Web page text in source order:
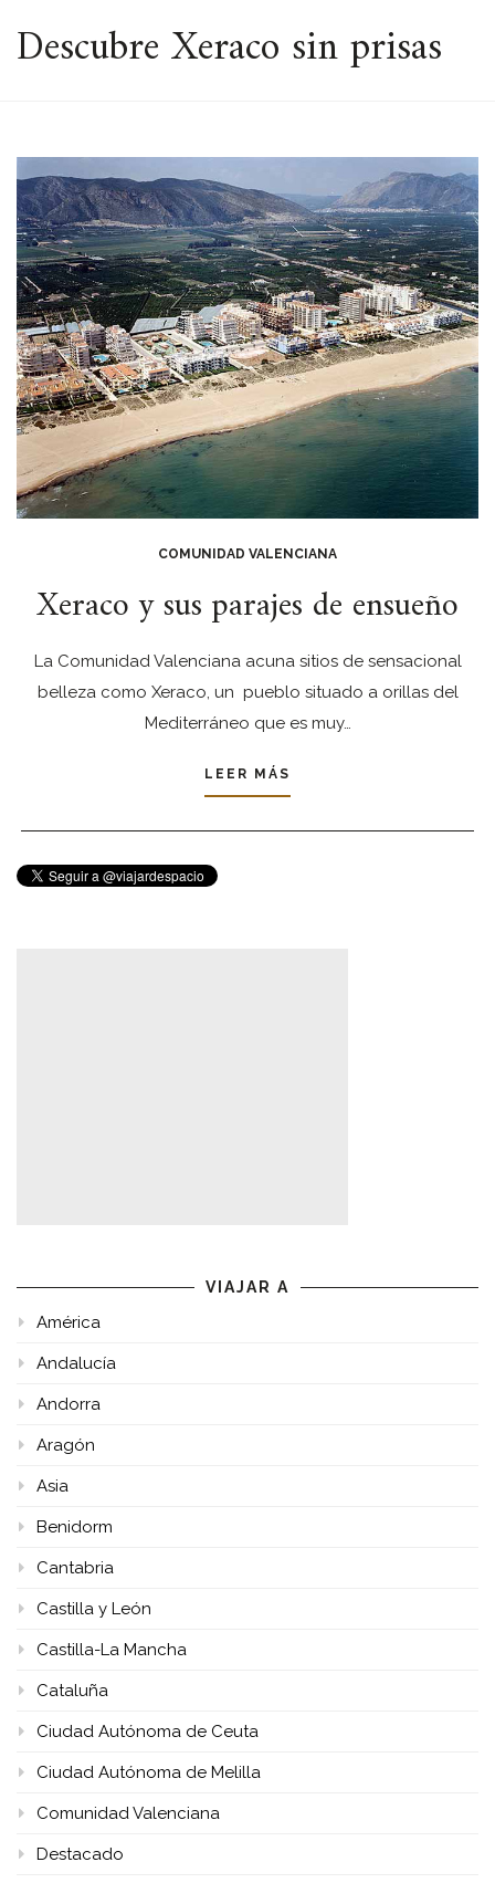
ESPACIO
Descubre Xeraco sin prisas
COMUNIDAD VALENCIANA
Xeraco y sus parajes de ensueño
La Comunidad Valenciana acuna sitios de sensacional
belleza como Xeraco, un pueblo situado a orillas del
Mediterráneo que es muy…
LEER MÁS
VIAJAR A
América
Andalucía
Andorra
Aragón
Asia
Benidorm
Cantabria
Castilla y León
Castilla-La Mancha
Cataluña
Ciudad Autónoma de Ceuta
Ciudad Autónoma de Melilla
Comunidad Valenciana
Destacado